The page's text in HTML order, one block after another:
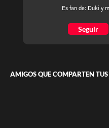
Es fan de: Duki y
Seguir
AMIGOS QUE COMPARTEN